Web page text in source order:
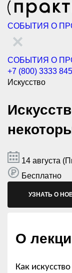
СОБЫТИЯ О
СОБЫТИЯ О
+7 (800) 3333 845
Искусство
14 августа
Бесплатно
УЗНАТЬ О
О
Как